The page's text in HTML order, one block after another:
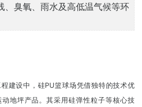
、臭氧、雨水及高低温气候等环
建设中，硅PU篮球场凭借独特的技术优
地坪产品。其采用硅弹性粒子等核心技